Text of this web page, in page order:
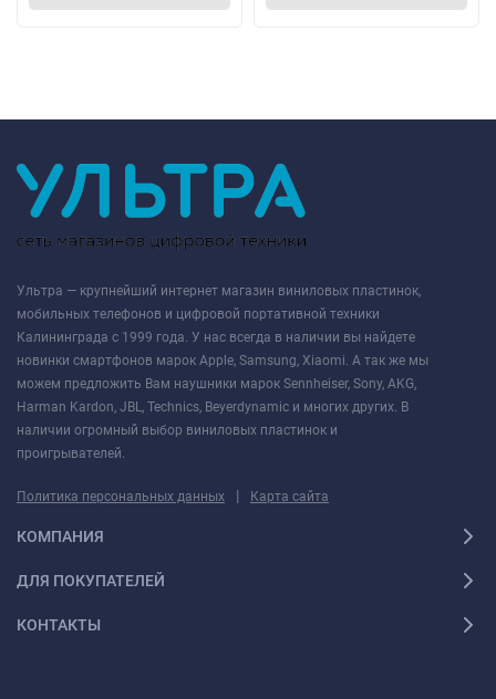
Ультра — крупнейший интернет магазин виниловых пластинок,
мобильных телефонов и цифровой портативной техники
Калининграда с 1999 года. У нас всегда в наличии вы найдете
новинки смартфонов марок Apple, Samsung, Xiaomi. А так же мы
можем предложить Вам наушники марок Sennheiser, Sony, AKG,
Harman Kardon, JBL, Technics, Beyerdynamic и многих других. В
наличии огромный выбор виниловых пластинок и
проигрывателей.
Политика персональных данных | Карта сайта
КОМПАНИЯ
ДЛЯ ПОКУПАТЕЛЕЙ
КОНТАКТЫ